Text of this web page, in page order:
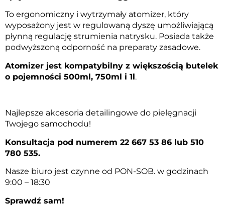
To ergonomiczny i wytrzymały atomizer, który
wyposażony jest w regulowaną dyszę umożliwiającą
płynną regulację strumienia natrysku. Posiada także
podwyższoną odporność na preparaty zasadowe.
Atomizer jest kompatybilny z większością butelek
o pojemności 500ml, 750ml i 1l.
Najlepsze akcesoria detailingowe do pielęgnacji
Twojego samochodu!
Konsultacja pod numerem 22 667 53 86 lub 510
780 535.
Nasze biuro jest czynne od PON-SOB. w godzinach
9:00 – 18:30
Sprawdź sam!